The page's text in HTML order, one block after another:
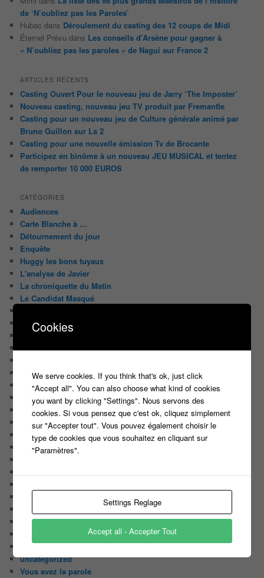
de ‘N’oubliez pas les Paroles’
Hubac dans Déroulement du casting des 12 coups de Midi
Éternel Prévu dans Les conseils d’Arsène pour gagner à
« N’oubliez pas les paroles » de Nagui sur France 2
ARTICLES RÉCENTS
Casting Ouvert Pour le nouveau jeu de Jarry ‘The Imposter’
Nouveau casting, nouveau jeu TV produit par Fremantle
Casting pour un nouveau jeu de Culture générale animé par
Bruno Guillon sur La 2
Casting pour une nouvelle émission Tv de Brocante
Participez en binôme à un nouveau JEU MUSICAL et tentez
de remporter 10 000 EUROS
CATÉGORIES
Audiences
Carte Blanche à …
Détournement du jour
Enquête
Huggy les bons tuyaux
L'analyse de Javier
La chroniquette du Matin
Le Candidat Masqué
Le courrier des lecteurs
Les articles de Lora
Les derniers Jeux
Les indiscrétions de la petite souris
Les infos du net
LES INTRIGUES DE MILADY
Les pages du blog
Les pages réservées aux abonnées
Les papiers du journaliste Masqué
Quizz et jeux
Top Infojeuxtv
uncategorized
Vous avez la parole
Cookies
We serve cookies. If you think that's ok, just click
"Accept all". You can also choose what kind of cookies
you want by clicking "Settings". Nous servons des
cookies. Si vous pensez que c'est ok, cliquez simplement
sur "Accepter tout". Vous pouvez également choisir le
type de cookies que vous souhaitez en cliquant sur
"Paramètres".
Settings Reglage
Accept all - Accepter Tout